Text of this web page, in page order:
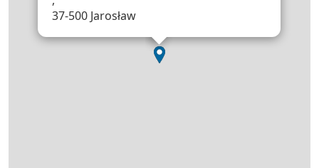
37-500 Jarosław